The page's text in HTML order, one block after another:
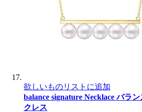
欲しいものリストに追加
balance signature Necklaceバラン
クレス